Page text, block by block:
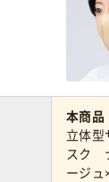
本商品
立体型
スク
ージュ